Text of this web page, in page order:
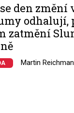
den změní
odhalují,
zatmění
Martin Reichman